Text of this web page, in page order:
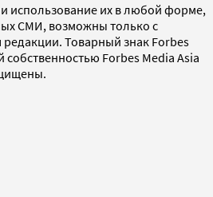
использование их в любой форме,
СМИ, возможны только с
Товарный знак Forbes
собственностью Forbes Media Asia